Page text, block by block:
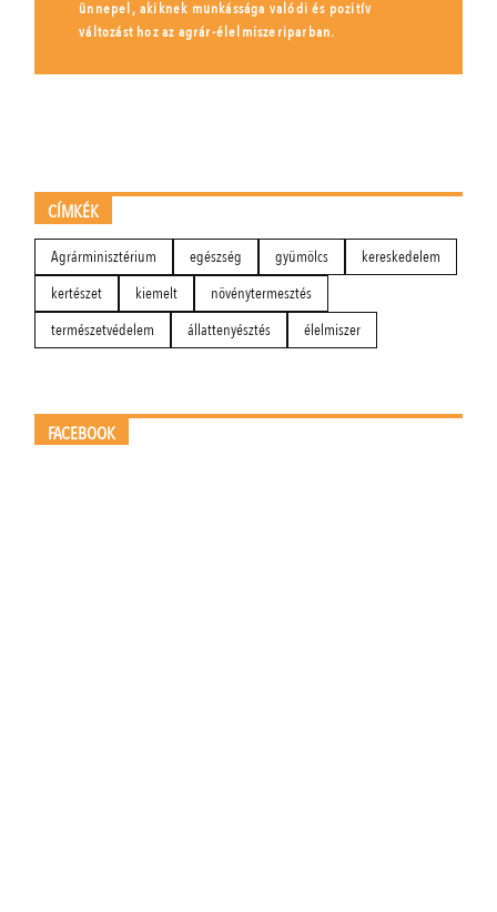
ünnepel, akiknek munkássága valódi és pozitív
változást hoz az agrár-élelmiszeriparban.
CÍMKÉK
Agrárminisztérium egészség gyümölcs
kereskedelem
kertészet
kiemelt
növénytermesztés
természetvédelem
állattenyésztés élelmiszer
FACEBOOK